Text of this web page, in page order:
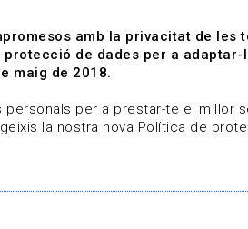
Contacte
amb la privacitat de les
de dades per a adaptar-
maig de 2018.
per a prestar-te el millor
la nostra nova Política de